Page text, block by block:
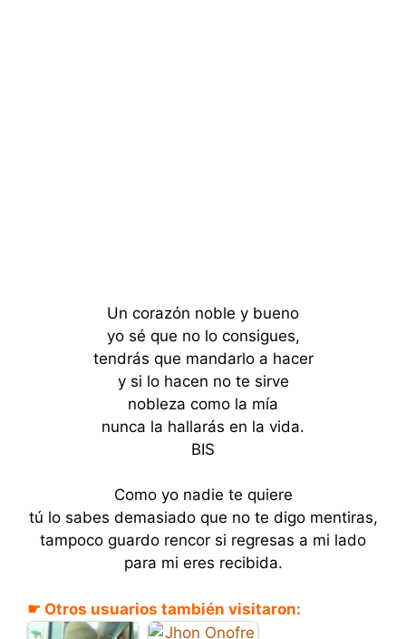
Un corazón noble y bueno
yo sé que no lo consigues,
tendrás que mandarlo a hacer
y si lo hacen no te sirve
nobleza como la mía
nunca la hallarás en la vida.
BIS
Como yo nadie te quiere
tú lo sabes demasiado que no te digo mentiras,
tampoco guardo rencor si regresas a mi lado
para mi eres recibida.
☛ Otros usuarios también visitaron: